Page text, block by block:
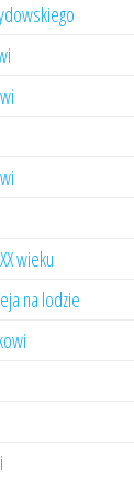
wieku
na lodzie